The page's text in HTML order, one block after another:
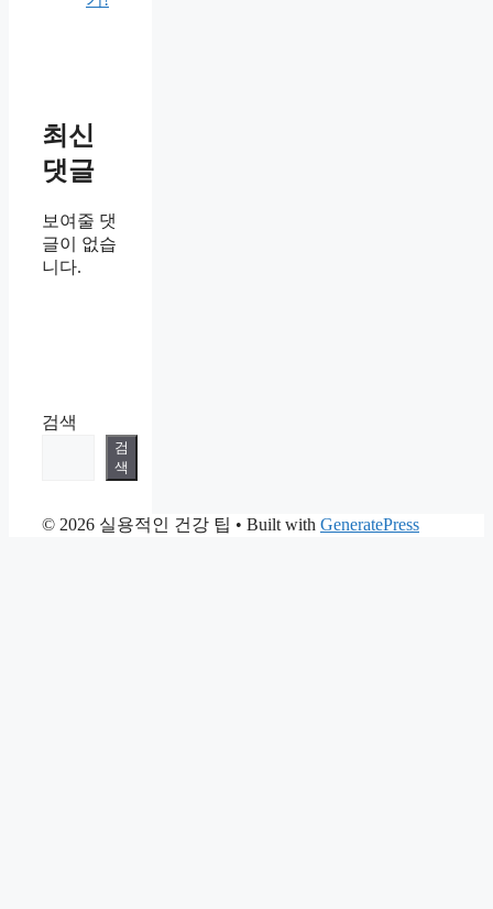
최신
댓글
보여줄 댓
글이 없습
니다.
검색
검
색
© 2026 실용적인 건강 팁 • Built with GeneratePress